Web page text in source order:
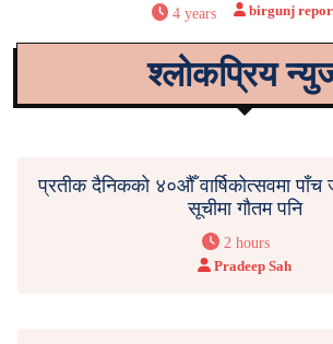
4 years birgunj
श्लोकप्रिय
प्रतीक दैनिकको ४०औँ वार्षिकोत्सवमा पाँच
सूचीमा गौतम पनि
2 hours
Pradeep Sah